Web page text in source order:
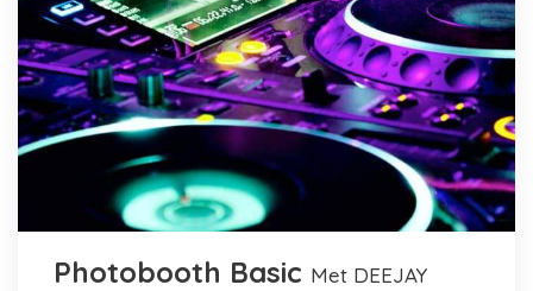
Photobooth Basic met DEEJAY